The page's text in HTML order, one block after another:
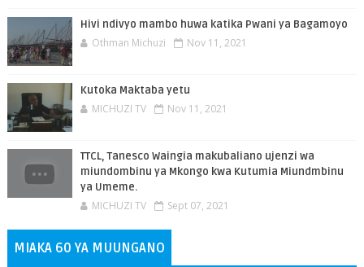
Hivi ndivyo mambo huwa katika Pwani ya Bagamoyo
Othman Michuzi Nov 11, 2021
Kutoka Maktaba yetu
MICHUZI TV Nov 11, 2021
TTCL, Tanesco Waingia makubaliano ujenzi wa
miundombinu ya Mkongo kwa Kutumia Miundmbinu
ya Umeme.
MICHUZI TV Sept 07, 2021
MIAKA 60 YA MUUNGANO